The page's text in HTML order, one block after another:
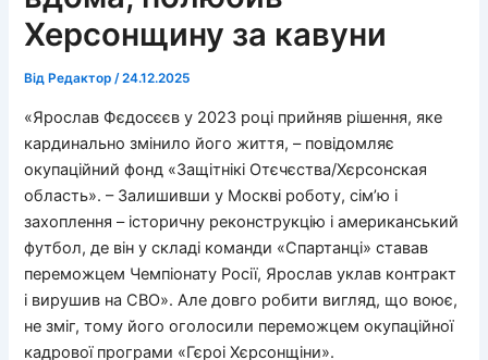
Херсонщину за кавуни
Від Редактор/24.12.2025
«Ярослав Фєдосєєв у 2023 році прийняв рішення, яке
кардинально змінило його життя, – повідомляє
окупаційний фонд «Защітнікі Отєчєства/Хєрсонская
область». – Залишивши у Москві роботу, сім’ю і
захоплення – історичну реконструкцію і американський
футбол, де він у складі команди «Спартанці» ставав
переможцем Чемпіонату Росії, Ярослав уклав контракт
і вирушив на СВО». Але довго робити вигляд, що воює,
не зміг, тому його оголосили переможцем окупаційної
кадрової програми «Гєроі Хєрсонщіни».